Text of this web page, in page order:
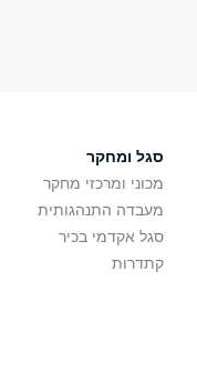
סגל ומחקר
מכוני ומרכזי מחקר
מעבדה התנהגותית
סגל אקדמי בכיר
קתדרות